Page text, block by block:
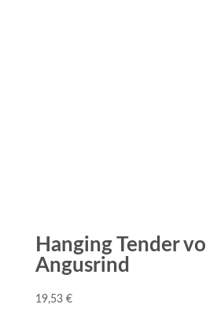
Hanging Tender
Angusrind
19,53 €